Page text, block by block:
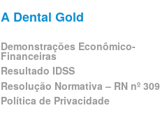
A Dental Gold
Demonstrações Econômico-
Financeiras
Resultado IDSS
Resolução Normativa – RN nº 309
Política de Privacidade